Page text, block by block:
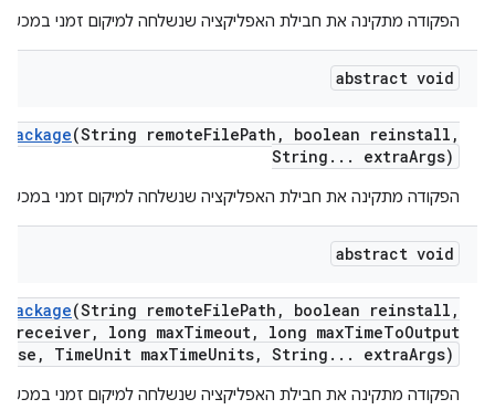
הפקודה מתקינה את חבילת האפליקציה שנשלחה למיקום זמני
abstract void
Package(String remoteFilePath , boolean reinstall ,
String . . . extraArgs)
הפקודה מתקינה את חבילת האפליקציה שנשלחה למיקום זמני
abstract void
Package(String remoteFilePath , boolean reinstall ,
receiver, long maxTimeout, long maxTimeToOutput
, TimeUnit maxTimeUnits, String . . . extraArgs)
הפקודה מתקינה את חבילת האפליקציה שנשלחה למיקום זמני